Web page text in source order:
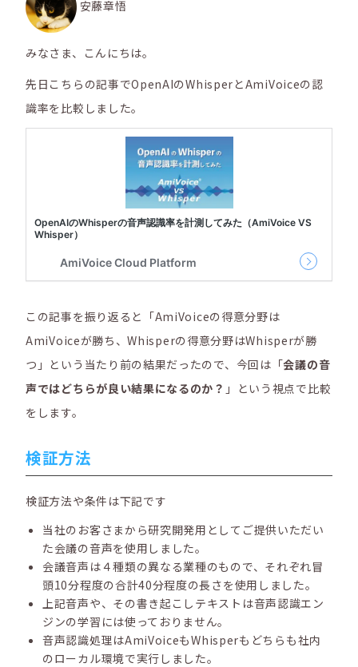
安藤章悟
みなさま、こんにちは。
先日こちらの記事でOpenAIのWhisperとAmiVoiceの認
識率を比較しました。
この記事を振り返ると「AmiVoiceの得意分野は
AmiVoiceが勝ち、Whisperの得意分野はWhisperが勝
つ」という当たり前の結果だったので、今回は「会議の音
声ではどちらが良い結果になるのか？ 」という視点で比較
をします。
検証方法
検証方法や条件は下記です
当社のお客さまから研究開発用としてご提供いただい
た会議の音声を使用しました。
会議音声は４種類の異なる業種のもので、それぞれ冒
頭10分程度の合計40分程度の長さを使用しました。
上記音声や、その書き起こしテキストは音声認識エン
ジンの学習には使っておりません。
音声認識処理はAmiVoiceもWhisperもどちらも社内
のローカル環境で実行しました。